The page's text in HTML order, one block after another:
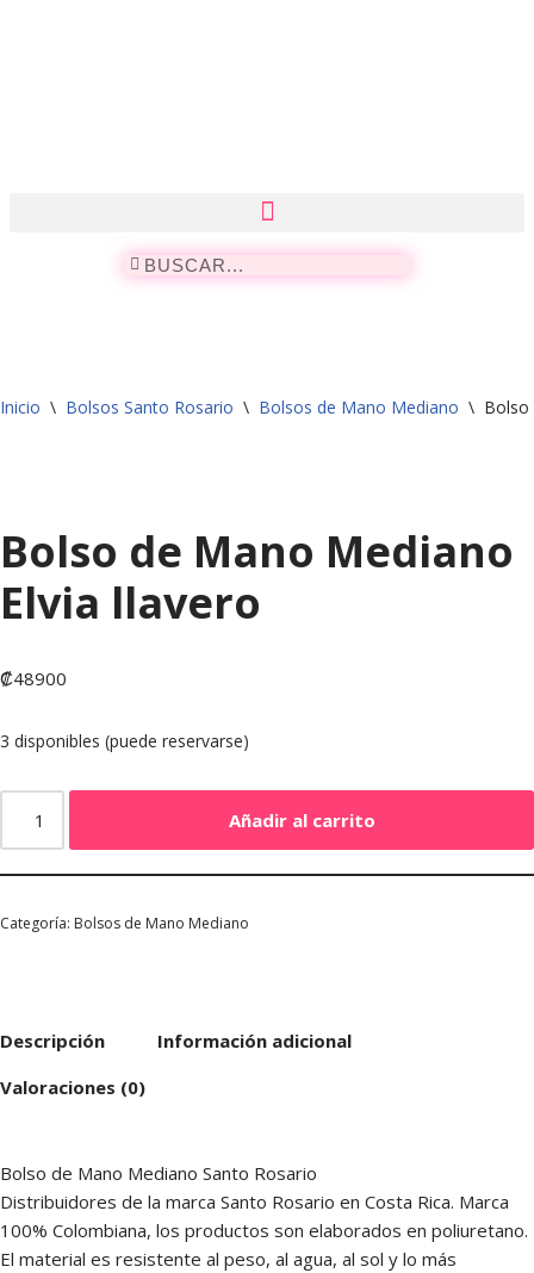
Inicio \ Bolsos Santo Rosario \ Bolsos de Mano Mediano \ Bolso
Bolso de Mano Mediano
Elvia llavero
₡48900
3 disponibles (puede reservarse)
Añadir al carrito
Categoría: Bolsos de Mano Mediano
Descripción
Información adicional
Valoraciones (0)
Bolso de Mano Mediano Santo Rosario
Distribuidores de la marca Santo Rosario en Costa Rica. Marca
100% Colombiana, los productos son elaborados en poliuretano.
El material es resistente al peso, al agua, al sol y lo más